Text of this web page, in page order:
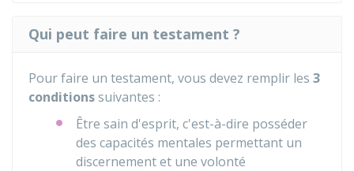
Qui peut faire un testament ?
Pour faire un testament, vous devez remplir les 3
conditionssuivantes :
Être sain d'esprit, c'est-à-dire posséder
des capacités mentales permettant un
discernement et une volonté